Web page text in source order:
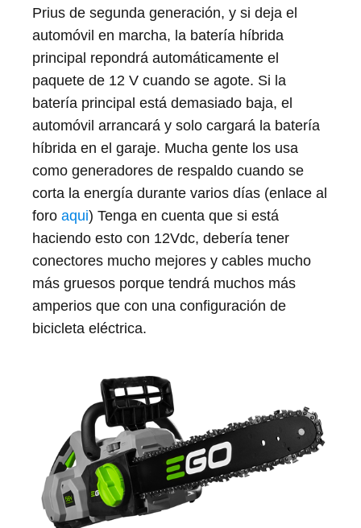
Prius de segunda generación, y si deja el
automóvil en marcha, la batería híbrida
principal repondrá automáticamente el
paquete de 12 V cuando se agote. Si la
batería principal está demasiado baja, el
automóvil arrancará y solo cargará la batería
híbrida en el garaje. Mucha gente los usa
como generadores de respaldo cuando se
corta la energía durante varios días (enlace al
foro aqui) Tenga en cuenta que si está
haciendo esto con 12Vdc, debería tener
conectores mucho mejores y cables mucho
más gruesos porque tendrá muchos más
amperios que con una configuración de
bicicleta eléctrica.